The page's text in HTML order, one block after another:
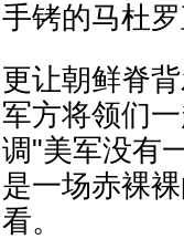
手铐的马杜
更让朝鲜脊
军方将领们
调"美军没有
是一场赤裸
看。